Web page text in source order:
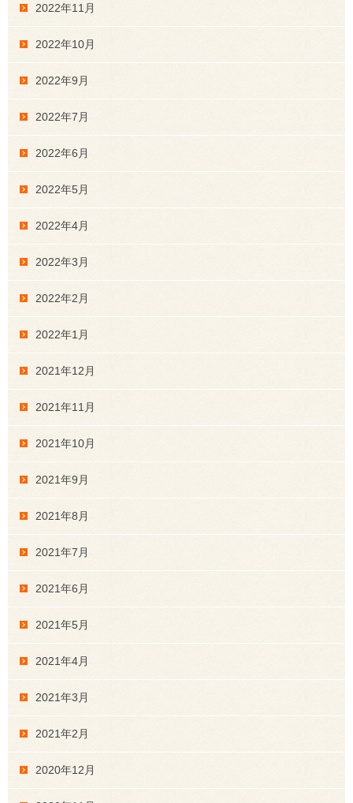
2022年11月
2022年10月
2022年9月
2022年7月
2022年6月
2022年5月
2022年4月
2022年3月
2022年2月
2022年1月
2021年12月
2021年11月
2021年10月
2021年9月
2021年8月
2021年7月
2021年6月
2021年5月
2021年4月
2021年3月
2021年2月
2020年12月